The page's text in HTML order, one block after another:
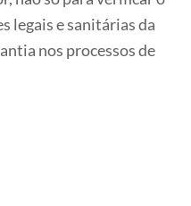
legais e sanitárias da
nos processos de